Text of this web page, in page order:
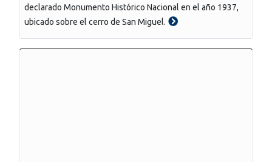
declarado Monumento Histórico Nacional en el año 1937,
ubicado sobre el cerro de San Miguel.